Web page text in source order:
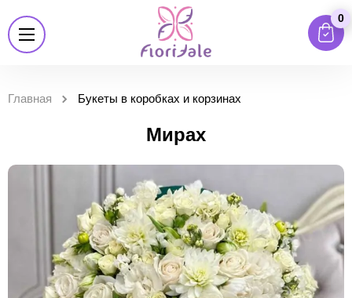
0
Главная Букеты в коробках и корзинах
Мирах